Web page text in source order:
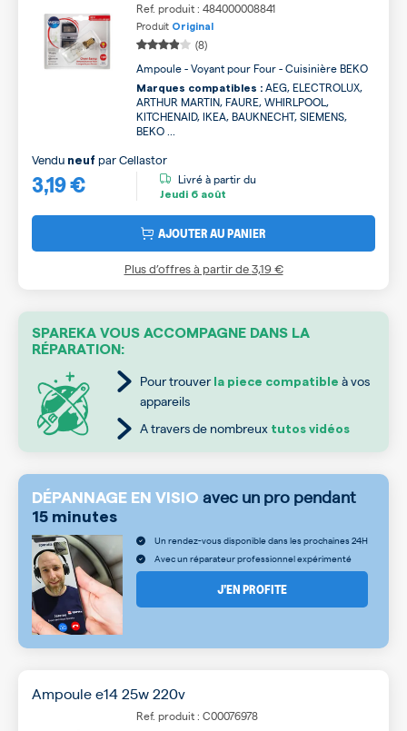
Ref. produit : 484000008841
Produit Original
(8)
Ampoule - Voyant pour Four - Cuisinière BEKO
Marques compatibles : AEG, ELECTROLUX,
ARTHUR MARTIN, FAURE, WHIRLPOOL,
KITCHENAID, IKEA, BAUKNECHT, SIEMENS,
BEKO ...
3,19 €
Vendu neuf parCellastor
Livré à partir du
Jeudi 6 août
AJOUTER AU PANIER
Plus d’offres à partir de3,19 €
SPAREKA VOUS ACCOMPAGNE DANS LA
RÉPARATION:
Pour trouver la piece compatible à vos
appareils
A travers de nombreux tutos vidéos
DÉPANNAGE EN VISIO avec un pro pendant
15 minutes
Un rendez-vous disponible dans les prochaines 24H
Avec un réparateur professionnel expérimenté
J’EN PROFITE
Ampoule e14 25w 220v
Ref. produit : C00076978